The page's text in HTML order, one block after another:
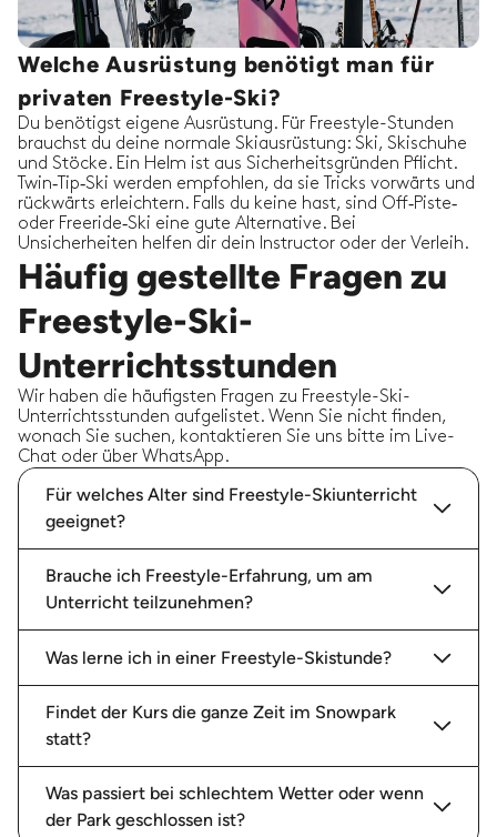
Welche Ausrüstung benötigt man für
privaten Freestyle-Ski?
Du benötigst eigene Ausrüstung. Für Freestyle-Stunden
brauchst du deine normale Skiausrüstung: Ski, Skischuhe
und Stöcke. Ein Helm ist aus Sicherheitsgründen Pflicht.
Twin‑Tip‑Ski werden empfohlen, da sie Tricks vorwärts und
rückwärts erleichtern. Falls du keine hast, sind Off‑Piste‑
oder Freeride‑Ski eine gute Alternative. Bei
Unsicherheiten helfen dir dein Instructor oder der Verleih.
Häufig gestellte Fragen zu
Freestyle-Ski-
Unterrichtsstunden
Wir haben die häufigsten Fragen zu Freestyle-Ski-
Unterrichtsstunden aufgelistet. Wenn Sie nicht finden,
wonach Sie suchen, kontaktieren Sie uns bitte im Live-
Chat oder über WhatsApp.
Für welches Alter sind Freestyle-Skiunterricht
geeignet?
Brauche ich Freestyle-Erfahrung, um am
Unterricht teilzunehmen?
Was lerne ich in einer Freestyle-Skistunde?
Findet der Kurs die ganze Zeit im Snowpark
statt?
Was passiert bei schlechtem Wetter oder wenn
der Park geschlossen ist?